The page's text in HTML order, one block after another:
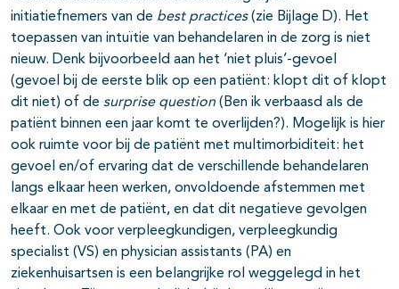
initiatiefnemers van de best practices(zie Bijlage D). Het
toepassen van intuïtie van behandelaren in de zorg is niet
nieuw. Denk bijvoorbeeld aan het ‘niet pluis’-gevoel
(gevoel bij de eerste blik op een patiënt: klopt dit of klopt
dit niet) of de surprise question (Ben ik verbaasd als de
patiënt binnen een jaar komt te overlijden?). Mogelijk is hier
ook ruimte voor bij de patiënt met multimorbiditeit: het
gevoel en/of ervaring dat de verschillende behandelaren
langs elkaar heen werken, onvoldoende afstemmen met
elkaar en met de patiënt, en dat dit negatieve gevolgen
heeft. Ook voor verpleegkundigen, verpleegkundig
specialist (VS) en physician assistants (PA) en
ziekenhuisartsen is een belangrijke rol weggelegd in het